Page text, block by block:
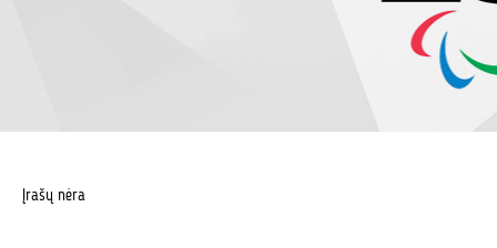
Įrašų nėra